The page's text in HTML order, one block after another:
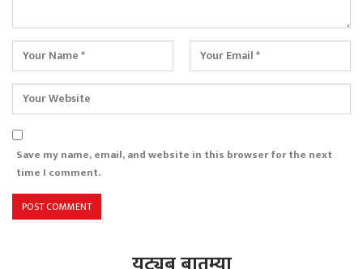
Save my name, email, and website in this browser for the next
time I comment.